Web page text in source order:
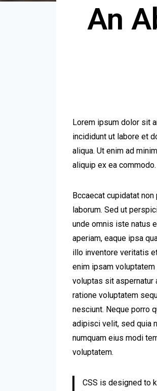
An
Lorem ipsum dolor sit
incididunt ut labore et
aliqua. Ut enim ad
aliquip ex ea commodo.
Bccaecat cupidatat
laborum. Sed ut
unde omnis iste natus
aperiam, eaque ipsa
illo inventore veritatis
enim ipsam voluptatem
voluptas sit aspernatur
ratione voluptatem
nesciunt. Neque porro
adipisci velit, sed quia
numquam eius modi
voluptatem.
CSS is designed to